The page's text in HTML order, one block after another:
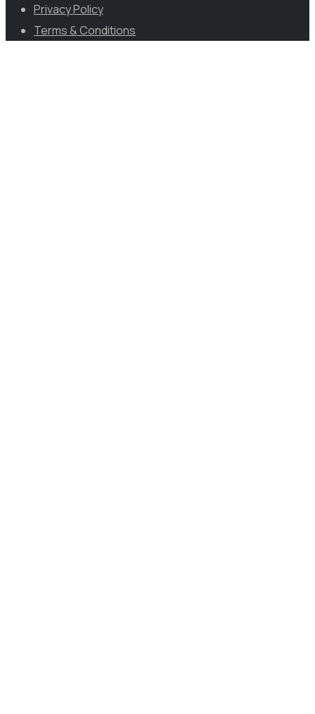
Privacy Policy
Terms & Conditions